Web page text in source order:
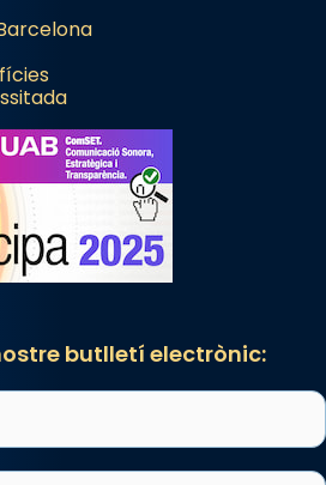
fou un gran
medievals de tot
de Roma i terra
Jaume, raïms aigualits;
te'n llepes els dits»,
butlletí electrònic: